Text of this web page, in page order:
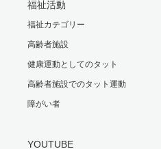
福祉活動
福祉カテゴリー
高齢者施設
健康運動としてのタット
高齢者施設でのタット運動
障がい者
YOUTUBE